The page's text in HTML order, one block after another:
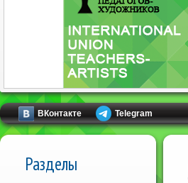
ВКонтакте Telegram
Разделы